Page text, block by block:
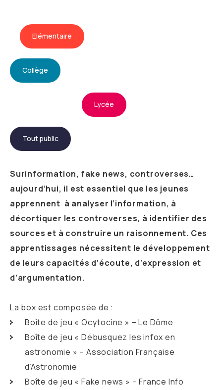
Elémentaire
Collège
Lycée
Tout public
Surinformation, fake news, controverses…
aujourd’hui, il est essentiel que les jeunes
apprennent à analyser l’information, à
décortiquer les controverses, à identifier des
sources et à construire un raisonnement. Ces
apprentissages nécessitent le développement
de leurs capacités d’écoute, d’expression et
d’argumentation.
La box est composée de :
Boîte de jeu « Ocytocine » – Le Dôme
Boîte de jeu « Débusquez les infox en
astronomie » – Association Française
d’Astronomie
Boîte de jeu « Fake news » – France Info